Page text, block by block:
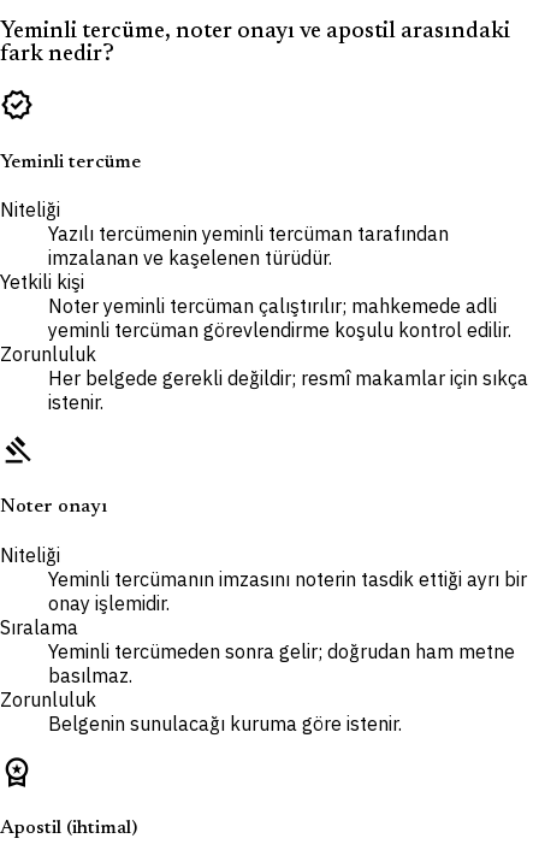
Yeminli tercüme, noter onayı ve apostil arasındaki
fark nedir?
verified
Yeminli tercüme
Niteliği
Yazılı tercümenin yeminli tercüman tarafından
imzalanan ve kaşelenen türüdür.
Yetkili kişi
Noter yeminli tercüman çalıştırılır; mahkemede adli
yeminli tercüman görevlendirme koşulu kontrol edilir.
Zorunluluk
Her belgede gerekli değildir; resmî makamlar için sıkça
istenir.
gavel
Noter onayı
Niteliği
Yeminli tercümanın imzasını noterin tasdik ettiği ayrı bir
onay işlemidir.
Sıralama
Yeminli tercümeden sonra gelir; doğrudan ham metne
basılmaz.
Zorunluluk
Belgenin sunulacağı kuruma göre istenir.
workspace_premium
Apostil (ihtimal)